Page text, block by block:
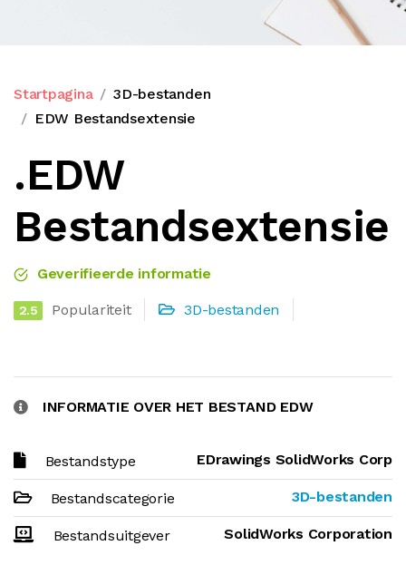
Startpagina
3D-bestanden
EDW Bestandsextensie
.EDW
Bestandsextensie
Geverifieerde informatie
2.5 Populariteit 3D-bestanden
INFORMATIE OVER HET BESTAND EDW
Bestandstype EDrawings SolidWorks Corp
Bestandscategorie 3D-bestanden
Bestandsuitgever SolidWorks Corporation